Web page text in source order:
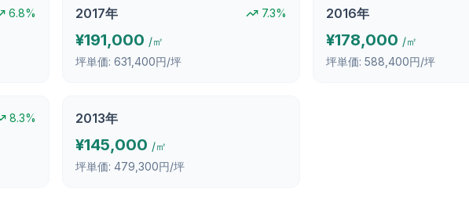
6.8% 2017年 7.3%
¥191,000 /㎡
坪単価: 631,400円/坪
2016年
¥178,000 /㎡
坪単価: 588,400円/坪
8.3% 2013年
¥145,000 /㎡
坪単価: 479,300円/坪